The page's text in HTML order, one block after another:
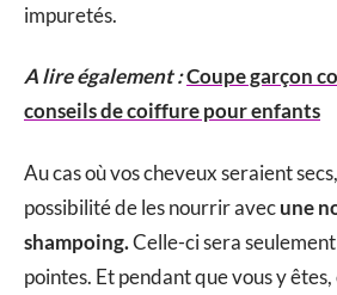
impuretés.
A lire également :Coupe garçon
conseils de coiffure pour enfants
Au cas où vos cheveux seraient
possibilité de les nourrir avecune
shampoing.Celle-ci sera
pointes. Et pendant que vous y